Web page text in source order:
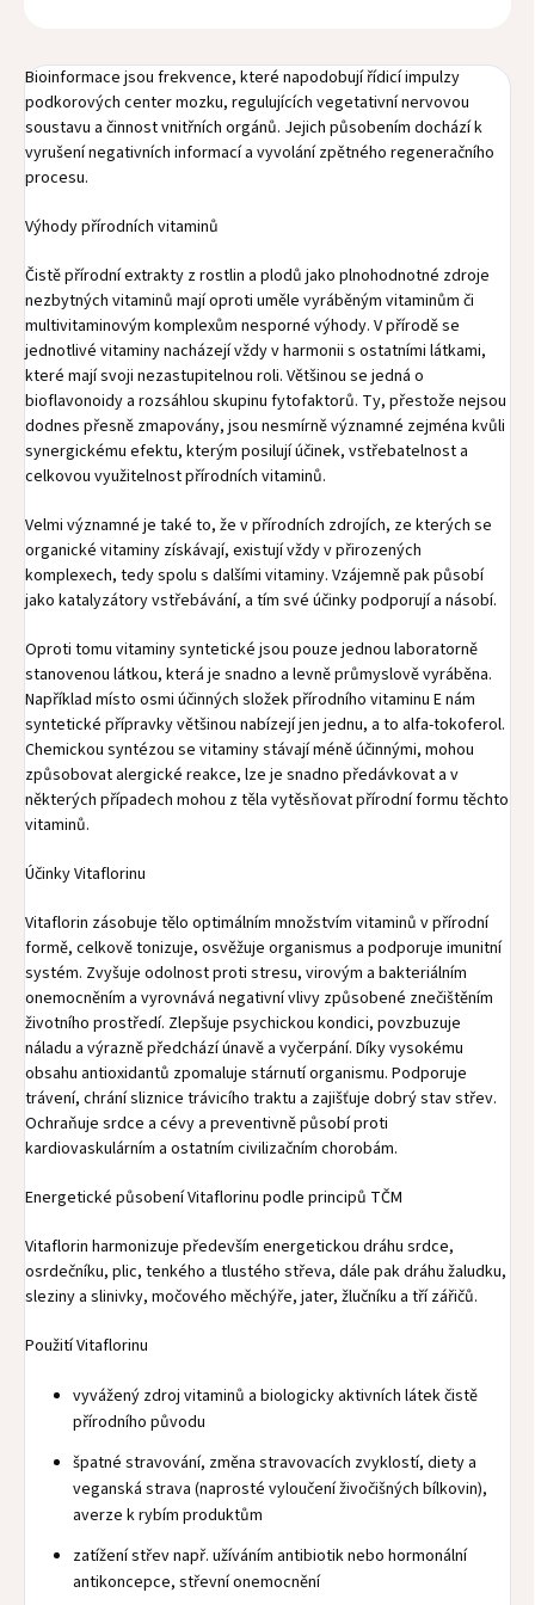
Bioinformace jsou frekvence, které napodobují řídicí impulzy
podkorových center mozku, regulujících vegetativní nervovou
soustavu a činnost vnitřních orgánů. Jejich působením dochází k
vyrušení negativních informací a vyvolání zpětného regeneračního
procesu.
Výhody přírodních vitaminů
Čistě přírodní extrakty z rostlin a plodů jako plnohodnotné zdroje
nezbytných vitaminů mají oproti uměle vyráběným vitaminům či
multivitaminovým komplexům nesporné výhody. V přírodě se
jednotlivé vitaminy nacházejí vždy v harmonii s ostatními látkami,
které mají svoji nezastupitelnou roli. Většinou se jedná o
bioflavonoidy a rozsáhlou skupinu fytofaktorů. Ty, přestože nejsou
dodnes přesně zmapovány, jsou nesmírně významné zejména kvůli
synergickému efektu, kterým posilují účinek, vstřebatelnost a
celkovou využitelnost přírodních vitaminů.
Velmi významné je také to, že v přírodních zdrojích, ze kterých se
organické vitaminy získávají, existují vždy v přirozených
komplexech, tedy spolu s dalšími vitaminy. Vzájemně pak působí
jako katalyzátory vstřebávání, a tím své účinky podporují a násobí.
Oproti tomu vitaminy syntetické jsou pouze jednou laboratorně
stanovenou látkou, která je snadno a levně průmyslově vyráběna.
Například místo osmi účinných složek přírodního vitaminu E nám
syntetické přípravky většinou nabízejí jen jednu, a to alfa-tokoferol.
Chemickou syntézou se vitaminy stávají méně účinnými, mohou
způsobovat alergické reakce, lze je snadno předávkovat a v
některých případech mohou z těla vytěsňovat přírodní formu těchto
vitaminů.
Účinky Vitaflorinu
Vitaflorin zásobuje tělo optimálním množstvím vitaminů v přírodní
formě, celkově tonizuje, osvěžuje organismus a podporuje imunitní
systém. Zvyšuje odolnost proti stresu, virovým a bakteriálním
onemocněním a vyrovnává negativní vlivy způsobené znečištěním
životního prostředí. Zlepšuje psychickou kondici, povzbuzuje
náladu a výrazně předchází únavě a vyčerpání. Díky vysokému
obsahu antioxidantů zpomaluje stárnutí organismu. Podporuje
trávení, chrání sliznice trávicího traktu a zajišťuje dobrý stav střev.
Ochraňuje srdce a cévy a preventivně působí proti
kardiovaskulárním a ostatním civilizačním chorobám.
Energetické působení Vitaflorinu podle principů TČM
Vitaflorin harmonizuje především energetickou dráhu srdce,
osrdečníku, plic, tenkého a tlustého střeva, dále pak dráhu žaludku,
sleziny a slinivky, močového měchýře, jater, žlučníku a tří zářičů.
Použití Vitaflorinu
vyvážený zdroj vitaminů a biologicky aktivních látek čistě
přírodního původu
špatné stravování, změna stravovacích zvyklostí, diety a
veganská strava (naprosté vyloučení živočišných bílkovin),
averze k rybím produktům
zatížení střev např. užíváním antibiotik nebo hormonální
antikoncepce, střevní onemocnění